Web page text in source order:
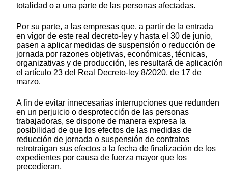
totalidad o a una parte de las personas afectadas.
Por su parte, a las empresas que, a partir de la entrada
en vigor de este real decreto-ley y hasta el 30 de junio,
pasen a aplicar medidas de suspensión o reducción de
jornada por razones objetivas, económicas, técnicas,
organizativas y de producción, les resultará de aplicación
el artículo 23 del Real Decreto-ley 8/2020, de 17 de
marzo.
A fin de evitar innecesarias interrupciones que redunden
en un perjuicio o desprotección de las personas
trabajadoras, se dispone de manera expresa la
posibilidad de que los efectos de las medidas de
reducción de jornada o suspensión de contratos
retrotraigan sus efectos a la fecha de finalización de los
expedientes por causa de fuerza mayor que los
precedieran.